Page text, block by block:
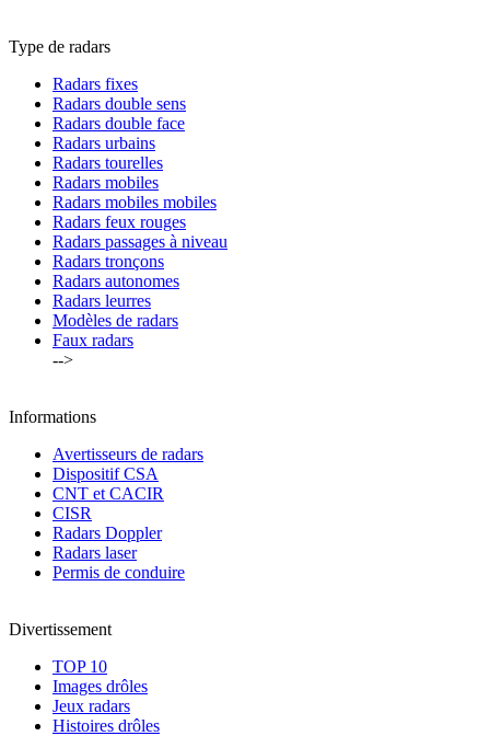
Type de radars
Radars fixes
Radars double sens
Radars double face
Radars urbains
Radars tourelles
Radars mobiles
Radars mobiles mobiles
Radars feux rouges
Radars passages à niveau
Radars tronçons
Radars autonomes
Radars leurres
Modèles de radars
Faux radars
-->
Informations
Avertisseurs de radars
Dispositif CSA
CNT et CACIR
CISR
Radars Doppler
Radars laser
Permis de conduire
Divertissement
TOP 10
Images drôles
Jeux radars
Histoires drôles